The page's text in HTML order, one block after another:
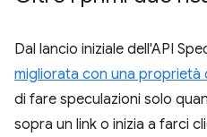
Dal lancio iniziale dell'API
migliorata con una proprietà
di fare speculazioni solo
sopra un link o inizia a farci